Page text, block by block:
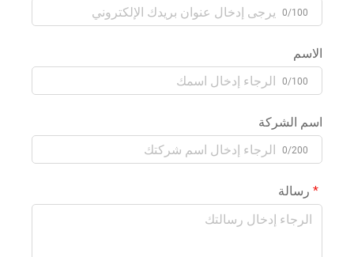
0/100
الاسم
0/100
اسم الشركة
0/200
رسالة